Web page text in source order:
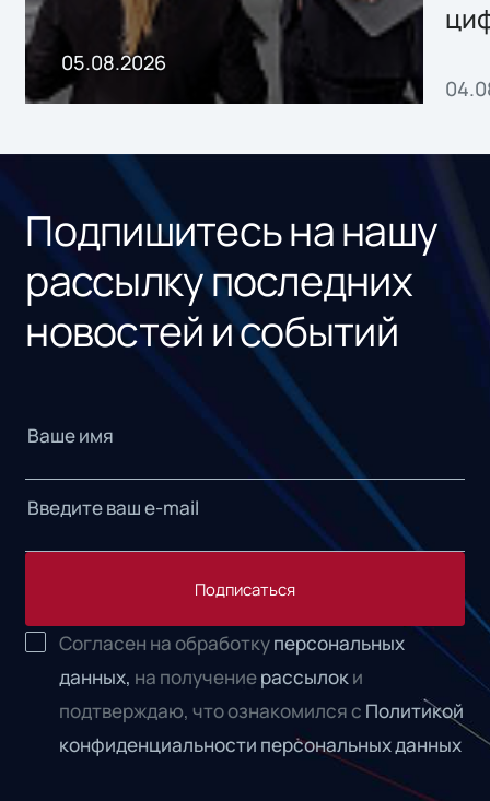
05.08.2026
Подпишитесь на нашу
рассылку последних
новостей и событий
Подписаться
Согласен на обработкуперсональных
данных, на получениерассылоки
подтверждаю, что ознакомился с Политикой
конфиденциальности персональных данных